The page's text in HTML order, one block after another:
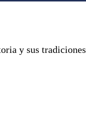
y sus tradiciones